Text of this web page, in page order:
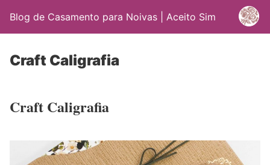
Blog de Casamento para Noivas | Aceito Sim
Craft Caligrafia
Craft Caligrafia